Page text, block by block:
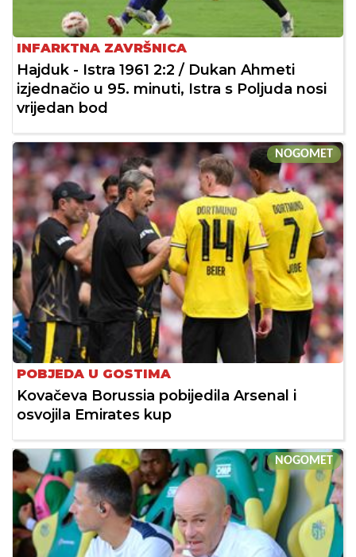
INFARKTNA ZAVRŠNICA
Hajduk - Istra 1961 2:2 / Dukan Ahmeti
izjednačio u 95. minuti, Istra s Poljuda nosi
vrijedan bod
NOGOMET
POBJEDA U GOSTIMA
Kovačeva Borussia pobijedila Arsenal i
osvojila Emirates kup
NOGOMET